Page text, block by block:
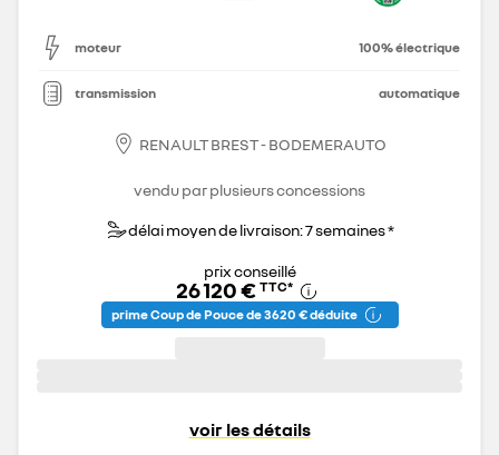
moteur 100% électrique
transmission automatique
RENAULT BREST - BODEMERAUTO
vendu par plusieurs concessions
délai moyen de livraison: 7 semaines *
prix conseillé
26 120 € TTC*
prime Coup de Pouce de 3 620 € déduite
voir les détails